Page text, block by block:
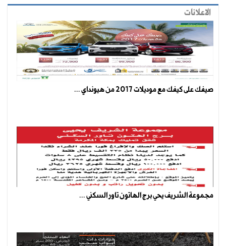
الاعلانات
صيفك على كيفك مع موديلات 2017 من هيونداي ...
مجموعة الشريف يحي برج الهاتون تاور السكني ...